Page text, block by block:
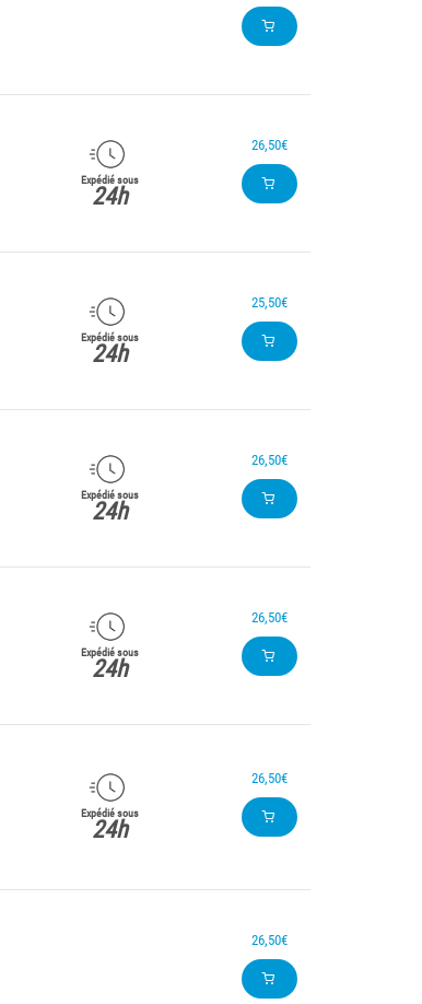
Expédié sous
24h
26,50€
Expédié sous
24h
25,50€
Expédié sous
24h
26,50€
Expédié sous
24h
26,50€
Expédié sous
24h
26,50€
26,50€